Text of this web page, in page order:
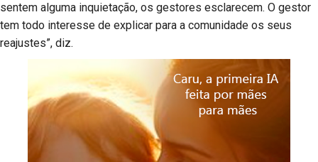
sentem alguma inquietação, os gestores esclarecem. O gestor
tem todo interesse de explicar para a comunidade os seus
reajustes”, diz.